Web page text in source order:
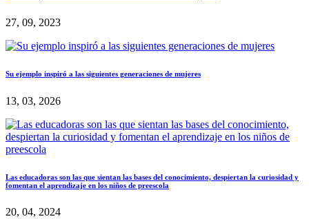
27, 09, 2023
Su ejemplo inspiró a las siguientes generaciones de mujeres
13, 03, 2026
Las educadoras son las que sientan las bases del conocimiento, despiertan la curiosidad y
fomentan el aprendizaje en los niños de preescola
20, 04, 2024